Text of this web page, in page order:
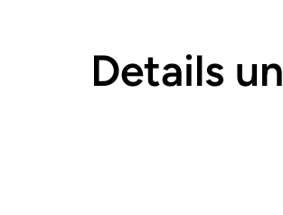
Details